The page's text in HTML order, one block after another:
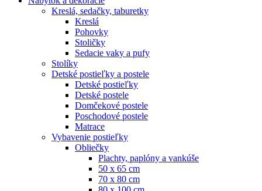
Kreslá, sedačky, taburetky
Kreslá
Pohovky
Stoličky
Sedacie vaky a pufy
Stolíky
Detské postieľky a postele
Detské postieľky
Detské postele
Domčekové postele
Poschodové postele
Matrace
Vybavenie postieľky
Obliečky
Plachty, paplóny a vankúše
50 x 65 cm
70 x 80 cm